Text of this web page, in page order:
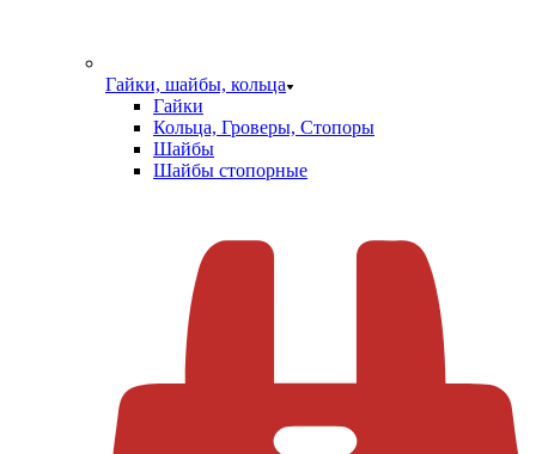
Гайки, шайбы, кольца
Гайки
Кольца, Гроверы, Стопоры
Шайбы
Шайбы стопорные